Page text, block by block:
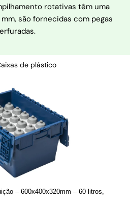
rotativas têm uma
são fornecidas com pegas
de plástico
– 600x400x320mm – 60 litros,